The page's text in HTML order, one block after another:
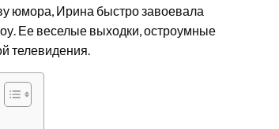
юмора, Ирина быстро завоевала
Ее веселые выходки, остроумные
телевидения.